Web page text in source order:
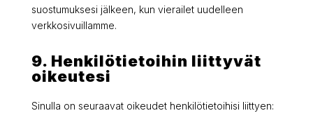
suostumuksesi jälkeen, kun vierailet uudelleen
verkkosivuillamme.
9. Henkilötietoihin liittyvät
oikeutesi
Sinulla on seuraavat oikeudet henkilötietoihisi liittyen: